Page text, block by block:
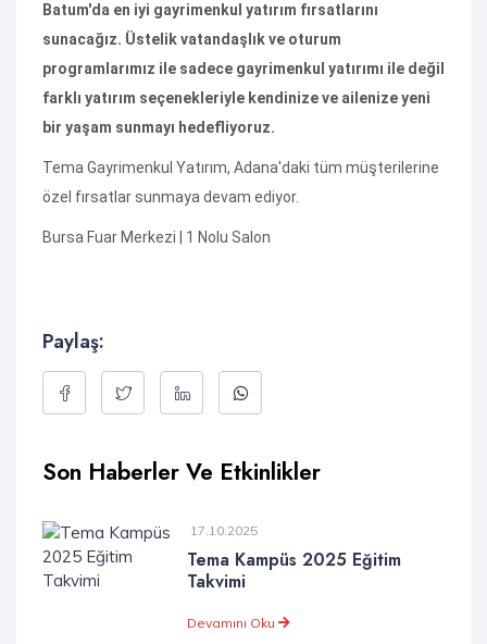
Batum'da en iyi gayrimenkul yatırım fırsatlarını
sunacağız. Üstelik vatandaşlık ve oturum
programlarımız ile sadece gayrimenkul yatırımı ile değil
farklı yatırım seçenekleriyle kendinize ve ailenize yeni
bir yaşam sunmayı hedefliyoruz.
Tema Gayrimenkul Yatırım, Adana'daki tüm müşterilerine
özel fırsatlar sunmaya devam ediyor.
Bursa Fuar Merkezi | 1 Nolu Salon
Paylaş:
Son Haberler Ve Etkinlikler
17.10.2025
Tema Kampüs 2025 Eğitim
Takvimi
Devamını Oku